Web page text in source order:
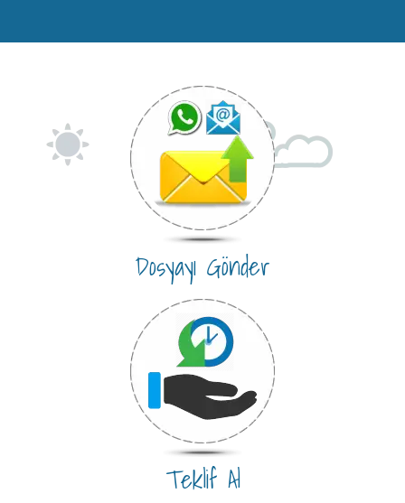
Dosyayı Gönder
Teklif Al